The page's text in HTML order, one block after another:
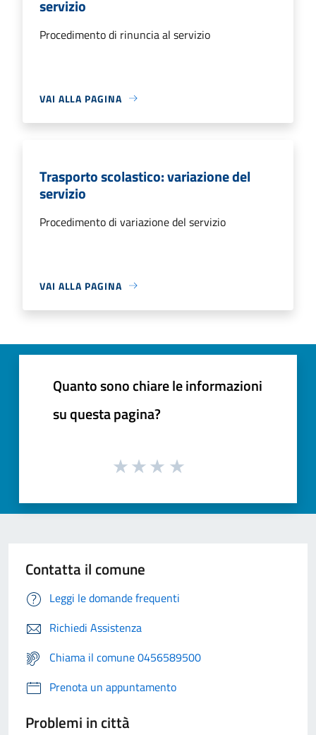
servizio
Procedimento di rinuncia al servizio
VAI ALLA PAGINA
Trasporto scolastico: variazione del
servizio
Procedimento di variazione del servizio
VAI ALLA PAGINA
Quanto sono chiare le informazioni
su questa pagina?
Contatta il comune
Leggi le domande frequenti
Richiedi Assistenza
Chiama il comune 0456589500
Prenota un appuntamento
Problemi in città